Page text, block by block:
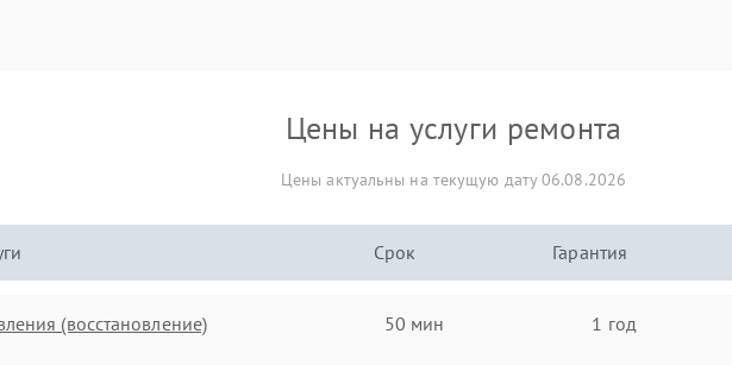
Цены на услуги ремонта
Цены актуальны на текущую дату 06.08.2026
Срок Гарантия
(восстановление) 50 мин 1 год